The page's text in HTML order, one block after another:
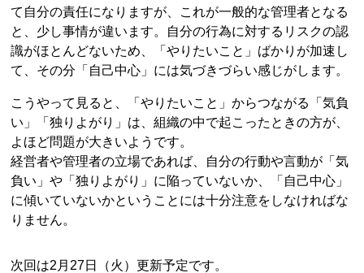
て自分の責任になりますが、これが一般的な管理者となる
と、少し事情が違います。自分の行為に対するリスクの認
識がほとんどないため、「やりたいこと」ばかりが加速し
て、その分「自己中心」には気づきづらい感じがします。
こうやって見ると、「やりたいこと」からつながる「気負
い」「独りよがり」は、組織の中で起こったときの方が、
よほど問題が大きいようです。
経営者や管理者の立場であれば、自分の行動や言動が「気
負い」や「独りよがり」に陥っていないか、「自己中心」
に傾いていないかということには十分注意をしなければな
りません。
次回は2月27日（火）更新予定です。